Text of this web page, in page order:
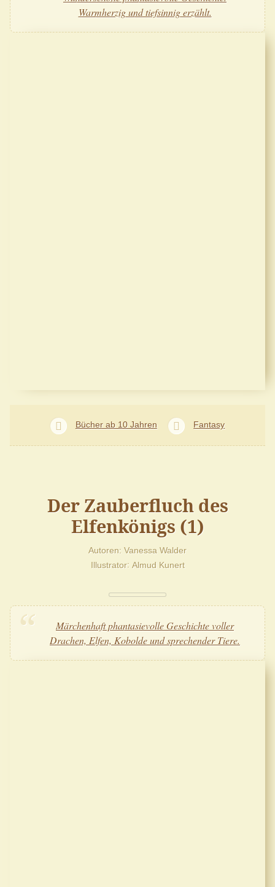
Warmherzig und tiefsinnig erzählt.
Bücher ab 10 Jahren Fantasy
Der Zauberfluch des
Elfenkönigs (1)
Autoren Vanessa Walder
Illustrator Almud Kunert
Märchenhaft phantasievolle Geschichte voller
Drachen, Elfen, Kobolde und sprechender Tiere.